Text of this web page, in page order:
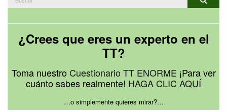
¿Crees que eres un experto en el
TT?
Toma nuestro Cuestionario TT ENORME ¡Para ver
cuánto sabes realmente! HAGA CLIC AQUÍ
…o simplemente quieres mirar?…